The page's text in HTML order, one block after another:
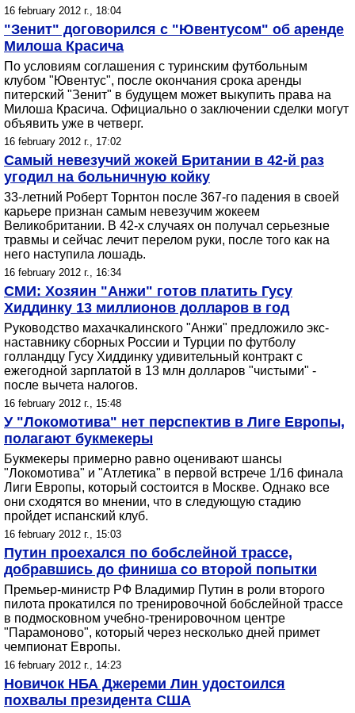
16 february 2012 г., 18:04
"Зенит" договорился с "Ювентусом" об аренде
Милоша Красича
По условиям соглашения с туринским футбольным
клубом "Ювентус", после окончания срока аренды
питерский "Зенит" в будущем может выкупить права на
Милоша Красича. Официально о заключении сделки могут
объявить уже в четверг.
16 february 2012 г., 17:02
Самый невезучий жокей Британии в 42-й раз
угодил на больничную койку
33-летний Роберт Торнтон после 367-го падения в своей
карьере признан самым невезучим жокеем
Великобритании. В 42-х случаях он получал серьезные
травмы и сейчас лечит перелом руки, после того как на
него наступила лошадь.
16 february 2012 г., 16:34
СМИ: Хозяин "Анжи" готов платить Гусу
Хиддинку 13 миллионов долларов в год
Руководство махачкалинского "Анжи" предложило экс-
наставнику сборных России и Турции по футболу
голландцу Гусу Хиддинку удивительный контракт с
ежегодной зарплатой в 13 млн долларов "чистыми" -
после вычета налогов.
16 february 2012 г., 15:48
У "Локомотива" нет перспектив в Лиге Европы,
полагают букмекеры
Букмекеры примерно равно оценивают шансы
"Локомотива" и "Атлетика" в первой встрече 1/16 финала
Лиги Европы, который состоится в Москве. Однако все
они сходятся во мнении, что в следующую стадию
пройдет испанский клуб.
16 february 2012 г., 15:03
Путин проехался по бобслейной трассе,
добравшись до финиша со второй попытки
Премьер-министр РФ Владимир Путин в роли второго
пилота прокатился по тренировочной бобслейной трассе
в подмосковном учебно-тренировочном центре
"Парамоново", который через несколько дней примет
чемпионат Европы.
16 february 2012 г., 14:23
Новичок НБА Джереми Лин удостоился
похвалы президента США